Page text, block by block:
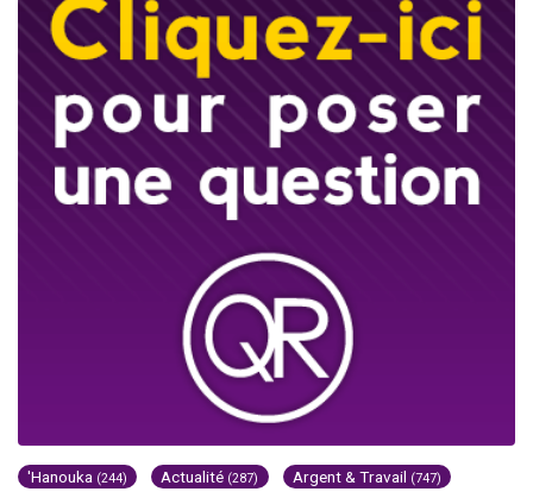
'Hanouka (244) Actualité (287) Argent & Travail (747)